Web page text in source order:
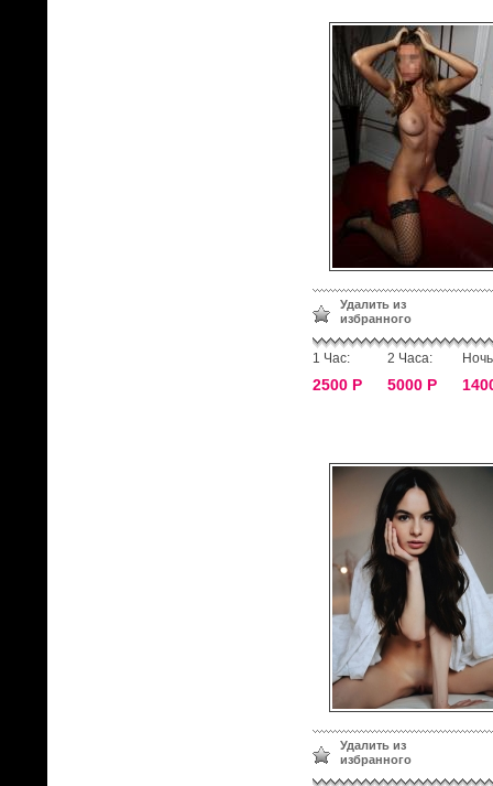
Удалить из
избранного
1 Час:
2500 Р
2 Часа:
5000 Р
Удалить из
избранного